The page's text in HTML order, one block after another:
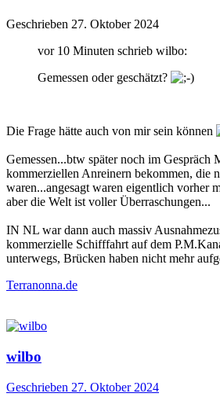
Geschrieben 27. Oktober 2024
vor 10 Minuten schrieb wilbo:
Gemessen oder geschätzt?
Die Frage hätte auch von mir sein können
Gemessen...btw später noch im Gespräch
kommerziellen Anreinern bekommen, die
waren...angesagt waren eigentlich vorher
aber die Welt ist voller Überraschungen...
IN NL war dann auch massiv
kommerzielle Schifffahrt auf dem
unterwegs, Brücken haben nicht mehr
Terranonna.de
wilbo
Geschrieben 27. Oktober 2024